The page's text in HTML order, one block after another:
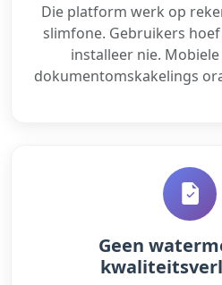
Die platform werk op
slimfone. Gebruikers
installeer nie.
dokumentomskakelings
Geen